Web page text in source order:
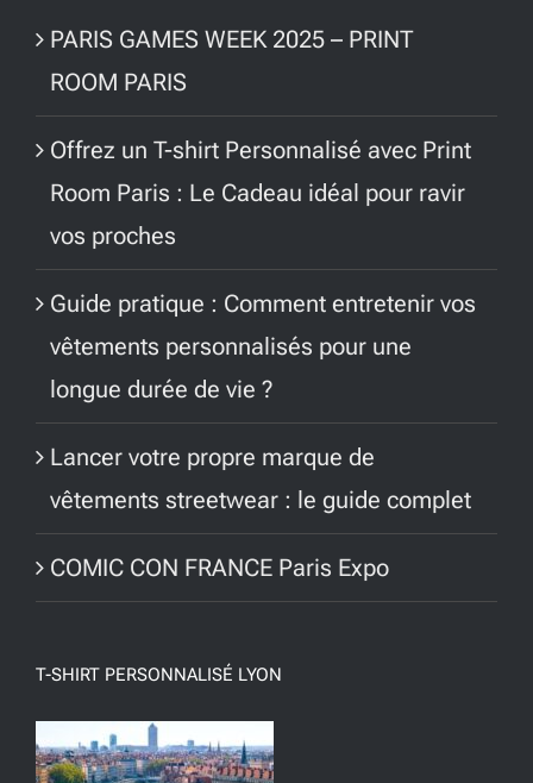
PARIS GAMES WEEK 2025 – PRINT
ROOM PARIS
Offrez un T-shirt Personnalisé avec Print
Room Paris : Le Cadeau idéal pour ravir
vos proches
Guide pratique : Comment entretenir vos
vêtements personnalisés pour une
longue durée de vie ?
Lancer votre propre marque de
vêtements streetwear : le guide complet
COMIC CON FRANCE Paris Expo
T-SHIRT PERSONNALISÉ LYON